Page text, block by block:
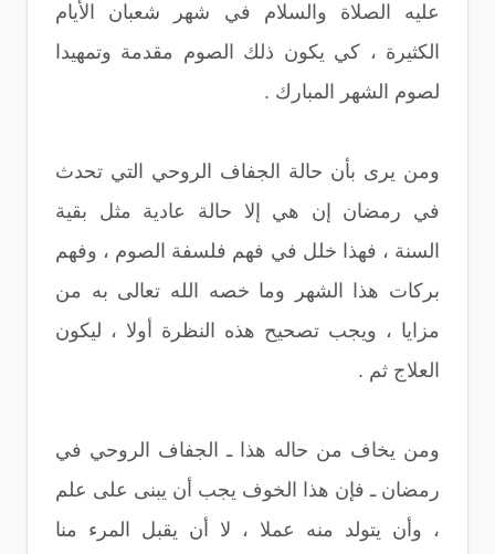
عليه الصلاة والسلام في شهر شعبان الأيام
الكثيرة ، كي يكون ذلك الصوم مقدمة وتمهيدا
لصوم الشهر المبارك .
ومن يرى بأن حالة الجفاف الروحي التي تحدث
في رمضان إن هي إلا حالة عادية مثل بقية
السنة ، فهذا خلل في فهم فلسفة الصوم ، وفهم
بركات هذا الشهر وما خصه الله تعالى به من
مزايا ، ويجب تصحيح هذه النظرة أولا ، ليكون
العلاج ثم .
ومن يخاف من حاله هذا ـ الجفاف الروحي في
رمضان ـ فإن هذا الخوف يجب أن يبنى على علم
، وأن يتولد منه عملا ، لا أن يقبل المرء منا